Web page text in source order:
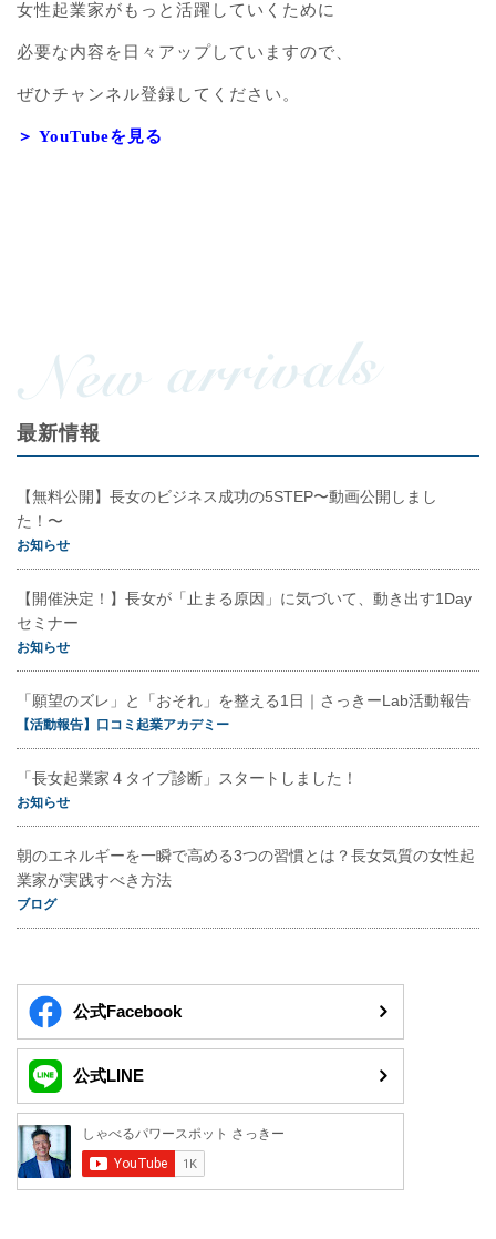
女性起業家がもっと活躍していくために
必要な内容を日々アップしていますので、
ぜひチャンネル登録してください。
＞ YouTubeを見る
最新情報
【無料公開】長女のビジネス成功の5STEP〜動画公開しまし
た！〜
お知らせ
【開催決定！】長女が「止まる原因」に気づいて、動き出す1Day
セミナー
お知らせ
「願望のズレ」と「おそれ」を整える1日｜さっきーLab活動報告
【活動報告】口コミ起業アカデミー
「長女起業家４タイプ診断」スタートしました！
お知らせ
朝のエネルギーを一瞬で高める3つの習慣とは？長女気質の女性起
業家が実践すべき方法
ブログ
公式Facebook
公式LINE